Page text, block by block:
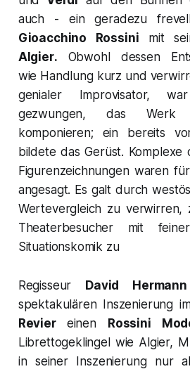
auch - ein geradezu
Gioacchino Rossini mit
Algier. Obwohl dessen
wie Handlung kurz und
genialer Improvisator,
gezwungen, das Werk
komponieren; ein bereits
bildete das Gerüst. Komplexe
Figurenzeichnungen waren
angesagt. Es galt durch
Wertevergleich zu verwirren,
Theaterbesucher mit
Situationskomik zu
Regisseur David Hermann
spektakulären Inszenierung
Revier einen Rossini
Librettogeklingel wie Algier,
in seiner Inszenierung nur